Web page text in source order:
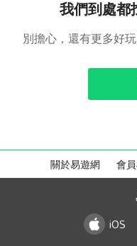
我們到處都
別擔心，還有更多好
關於易遊網 會
iOS